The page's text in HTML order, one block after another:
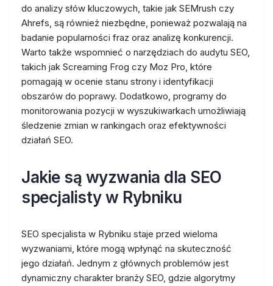
do analizy słów kluczowych, takie jak SEMrush czy
Ahrefs, są również niezbędne, ponieważ pozwalają na
badanie popularności fraz oraz analizę konkurencji.
Warto także wspomnieć o narzędziach do audytu SEO,
takich jak Screaming Frog czy Moz Pro, które
pomagają w ocenie stanu strony i identyfikacji
obszarów do poprawy. Dodatkowo, programy do
monitorowania pozycji w wyszukiwarkach umożliwiają
śledzenie zmian w rankingach oraz efektywności
działań SEO.
Jakie są wyzwania dla SEO
specjalisty w Rybniku
SEO specjalista w Rybniku staje przed wieloma
wyzwaniami, które mogą wpłynąć na skuteczność
jego działań. Jednym z głównych problemów jest
dynamiczny charakter branży SEO, gdzie algorytmy